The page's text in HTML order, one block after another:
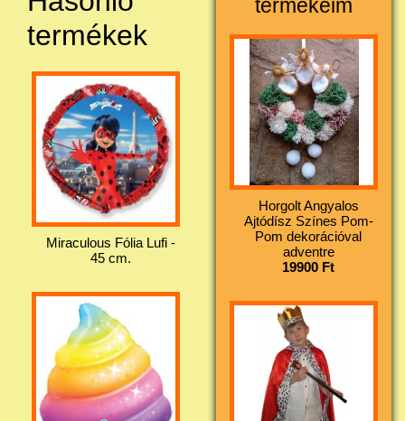
termékek
Miraculous Fólia Lufi -
45 cm.
termékeim
Horgolt Angyalos
Ajtódísz Színes Pom-
Pom dekorációval
adventre
19900 Ft